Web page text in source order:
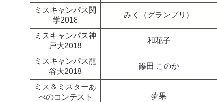
ミスキャンパス関
学2018
みく（グランプリ）
ミスキャンパス神
戸大2018
和花子
ミスキャンパス龍
谷大2018
篠田 このか
ミス＆ミスターあ
べのコンテスト
夢果